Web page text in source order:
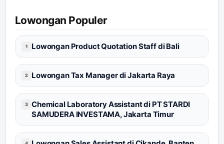
Lowongan Populer
1 Lowongan Product Quotation Staff di Bali
2 Lowongan Tax Manager di Jakarta Raya
3
Chemical Laboratory Assistant di PT STARDI
SAMUDERA INVESTAMA, Jakarta Timur